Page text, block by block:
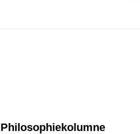
Philosophiekolumne